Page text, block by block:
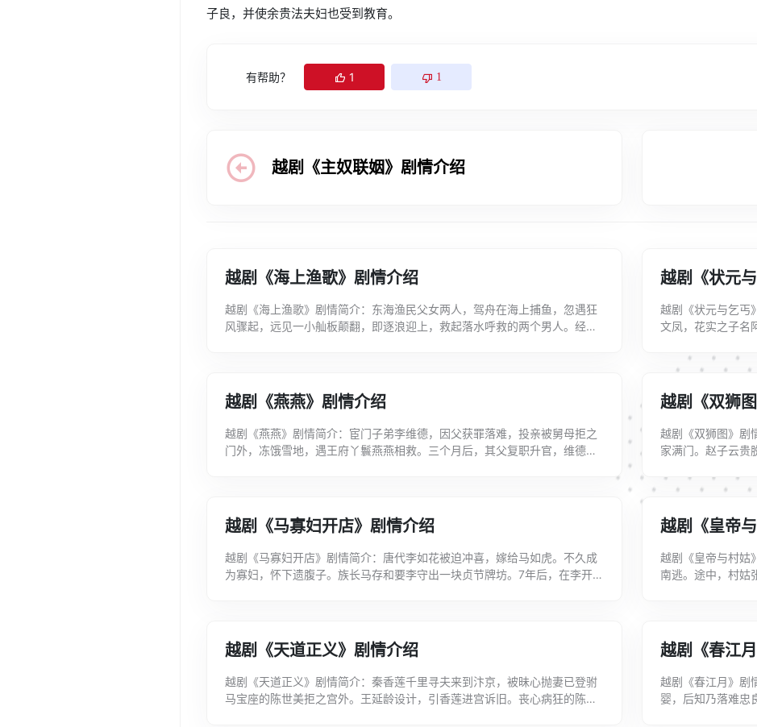
子良，并使余贵法夫妇也受到教育。
有帮助？ 1 1
越剧《主奴联姻》剧情介绍
越剧《海上渔歌》剧情介绍
越剧《海上渔歌》剧情简介：东海渔民父女两人，驾舟在海上捕鱼，忽遇狂
风骤起，远见一小舢板颠翻，即逐浪迎上，救起落水呼救的两个男人。经一
越剧《状元
越剧《状元与乞丐
文凤，花实之子名
越剧《燕燕》剧情介绍
越剧《燕燕》剧情简介：宦门子弟李维德，因父获罪落难，投亲被舅母拒之
门外，冻饿雪地，遇王府丫鬟燕燕相救。三个月后，其父复职升官，维德来
越剧《双狮
越剧《双狮图》剧
家满门。赵子云贵
越剧《马寡妇开店》剧情介绍
越剧《马寡妇开店》剧情简介：唐代李如花被迫冲喜，嫁给马如虎。不久成
为寡妇，怀下遗腹子。族长马存和要李守出一块贞节牌坊。7年后，在李开设
越剧《皇帝
越剧《皇帝与村姑
南逃。途中，村姑
越剧《天道正义》剧情介绍
越剧《天道正义》剧情简介：秦香莲千里寻夫来到汴京，被昧心抛妻已登驸
马宝座的陈世美拒之宫外。王延龄设计，引香莲进宫诉旧。丧心病狂的陈世
越剧《春江
越剧《春江月》剧
婴，后知乃落难忠